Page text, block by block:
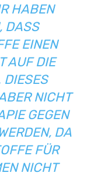
HABEN
DASS
EINEN
AUF DIE
DIESES
NICHT
GEGEN
DA
FÜR
NICHT